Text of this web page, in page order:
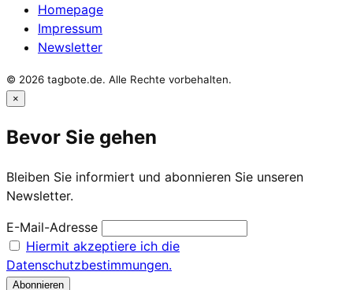
Homepage
Impressum
Newsletter
© 2026 tagbote.de. Alle Rechte vorbehalten.
×
Bevor Sie gehen
Bleiben Sie informiert und abonnieren Sie unseren
Newsletter.
E-Mail-Adresse
Hiermit akzeptiere ich die
Datenschutzbestimmungen.